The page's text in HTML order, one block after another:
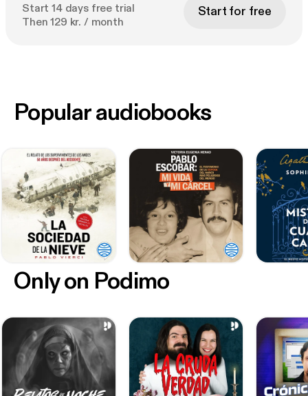
Start 14 days free trial
Then 129 kr. / month
Start for free
Only on Podimo
Popular audiobooks